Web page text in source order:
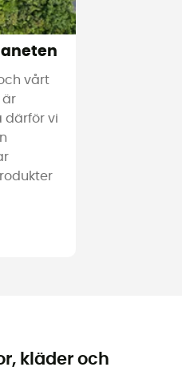
vårt
är
därför vi
kläder och